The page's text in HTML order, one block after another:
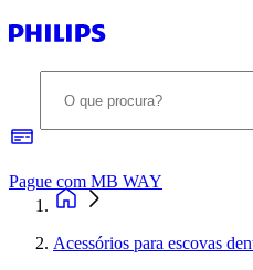
Pague com MB WAY
Acessórios para escovas